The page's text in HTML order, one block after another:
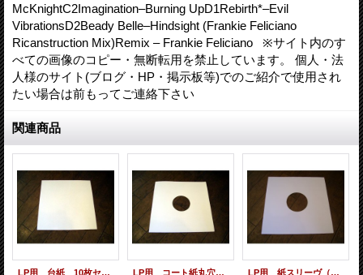
McKnightC2Imagination–Burning UpD1Rebirth*–Evil
VibrationsD2Beady Belle–Hindsight (Frankie Feliciano
Ricanstruction Mix)Remix – Frankie Feliciano ※サイト内のす
べての画像のコピー・無断転用を禁止しています。 個人・法
人様のサイト(ブログ・HP・掲示板等)でのご紹介で使用され
たい場合は前もってご連絡下さい
関連商品
LP用 台紙 10枚セット LP用 コート紙丸穴ジャケ 10枚セット LP用 紙スリーヴ（レギュラー 四角の角） 10枚セット